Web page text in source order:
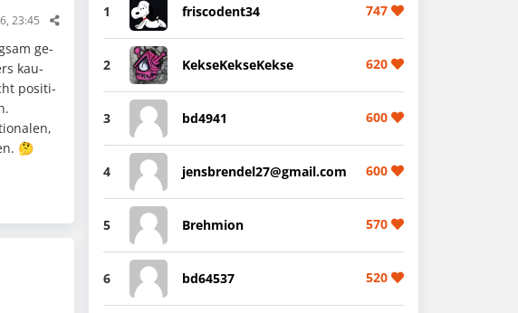
23:45
ge­
kau­
posi­ti­
🤔
1 friscodent34 747
2 KekseKekseKekse 620
3 bd4941 600
4 jensbrendel27@gmail.com 600
5 Brehmion 570
6 bd64537 520